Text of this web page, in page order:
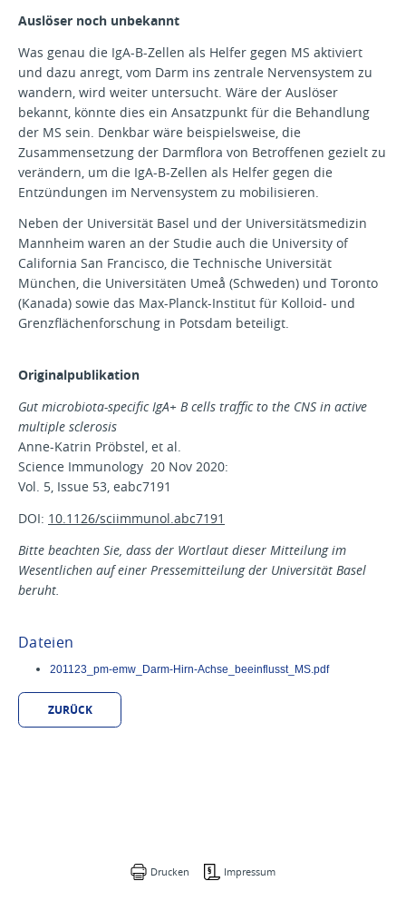
Auslöser noch unbekannt
Was genau die IgA-B-Zellen als Helfer gegen MS aktiviert
und dazu anregt, vom Darm ins zentrale Nervensystem zu
wandern, wird weiter untersucht. Wäre der Auslöser
bekannt, könnte dies ein Ansatzpunkt für die Behandlung
der MS sein. Denkbar wäre beispielsweise, die
Zusammensetzung der Darmflora von Betroffenen gezielt zu
verändern, um die IgA-B-Zellen als Helfer gegen die
Entzündungen im Nervensystem zu mobilisieren.
Neben der Universität Basel und der Universitätsmedizin
Mannheim waren an der Studie auch die University of
California San Francisco, die Technische Universität
München, die Universitäten Umeå (Schweden) und Toronto
(Kanada) sowie das Max-Planck-Institut für Kolloid- und
Grenzflächenforschung in Potsdam beteiligt.
Originalpublikation
Gut microbiota-specific IgA+ B cells traffic to the CNS in active
multiple sclerosis
Anne-Katrin Pröbstel, et al.
Science Immunology 20 Nov 2020:
Vol. 5, Issue 53, eabc7191
DOI: 10.1126/sciimmunol.abc7191
Bitte beachten Sie, dass der Wortlaut dieser Mitteilung im
Wesentlichen auf einer Pressemitteilung der Universität Basel
beruht.
Dateien
201123_pm-emw_Darm-Hirn-Achse_beeinflusst_MS.pdf
ZURÜCK
Drucken Impressum